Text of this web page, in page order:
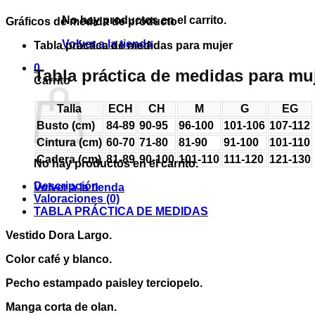
No hay productos en el carrito.
Volver a la tienda
0
Carrito
No hay productos en el carrito.
Volver a la tienda
Gráficos de medida de producto
Tabla práctica de medidas para mujer
Tabla práctica de medidas para
Talla ECH CH M G
EG
Busto (cm)
84-89 90-95 96-100 101-106 107-112
Cintura (cm) 60-70 71-80 81-90 91-100
101-110
Cadera (cm) 81-89 90-100 101-110 111-120 121-130
Descripción
Valoraciones (0)
TABLA PRÁCTICA DE MEDIDAS
Vestido Dora Largo.
Color café y blanco.
Pecho estampado paisley terciopelo.
Manga corta de olan.